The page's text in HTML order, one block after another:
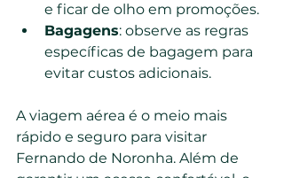
e ficar de olho em promoções.
Bagagens: observe as regras
específicas de bagagem para
evitar custos adicionais.
A viagem aérea é o meio mais
rápido e seguro para visitar
Fernando de Noronha. Além de